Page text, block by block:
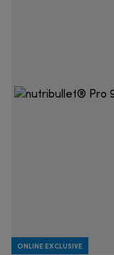
ONLINE EXCLUSIVE